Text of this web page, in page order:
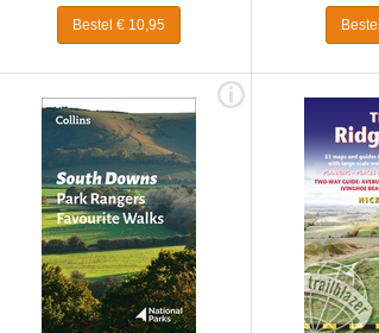
Bestel € 10,95